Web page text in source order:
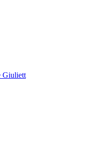
Giuliett